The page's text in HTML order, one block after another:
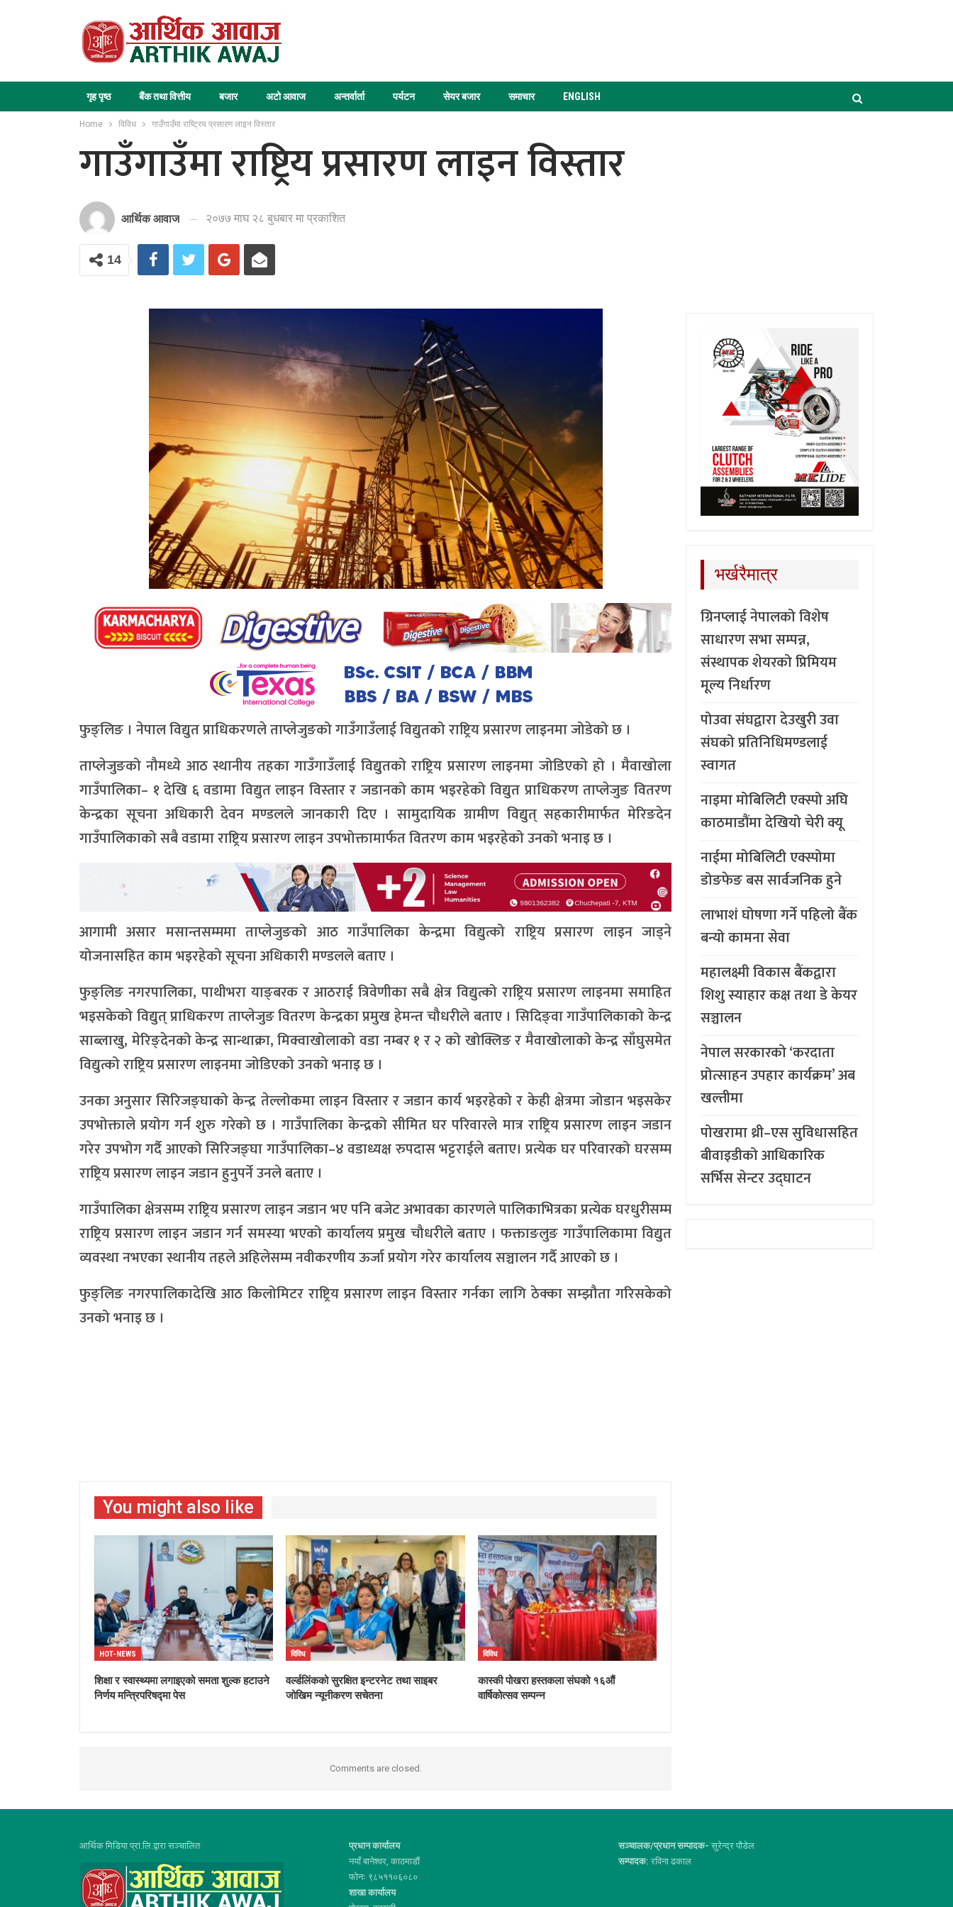
गृह पृष्ठ बैंक तथा वित्तीय बजार अटो आवाज अन्तर्वार्ता पर्यटन सेयर बजार समाचार ENGLISH
Home विविध गाउँगाउँमा राष्ट्रिय प्रसारण लाइन विस्तार
गाउँगाउँमा राष्ट्रिय प्रसारण लाइन विस्तार
आर्थिक आवाज २०७७ माघ २८ बुधबार मा प्रकाशित
14
फुङ्लिङ । नेपाल विद्युत प्राधिकरणले ताप्लेजुङको गाउँगाउँलाई विद्युतको राष्ट्रिय प्रसारण लाइनमा जोडेको छ ।
ताप्लेजुङको नौमध्ये आठ स्थानीय तहका गाउँगाउँलाई विद्युतको राष्ट्रिय प्रसारण लाइनमा जोडिएको हो । मैवाखोला
गाउँपालिका– १ देखि ६ वडामा विद्युत लाइन विस्तार र जडानको काम भइरहेको विद्युत प्राधिकरण ताप्लेजुङ वितरण
केन्द्रका सूचना अधिकारी देवन मण्डलले जानकारी दिए । सामुदायिक ग्रामीण विद्युत् सहकारीमार्फत मेरिङदेन
गाउँपालिकाको सबै वडामा राष्ट्रिय प्रसारण लाइन उपभोक्तामार्फत वितरण काम भइरहेको उनको भनाइ छ ।
आगामी असार मसान्तसम्ममा ताप्लेजुङको आठ गाउँपालिका केन्द्रमा विद्युत्को राष्ट्रिय प्रसारण लाइन जाड्ने
योजनासहित काम भइरहेको सूचना अधिकारी मण्डलले बताए ।
फुङ्लिङ नगरपालिका, पाथीभरा याङ्बरक र आठराई त्रिवेणीका सबै क्षेत्र विद्युत्को राष्ट्रिय प्रसारण लाइनमा समाहित
भइसकेको विद्युत् प्राधिकरण ताप्लेजुङ वितरण केन्द्रका प्रमुख हेमन्त चौधरीले बताए । सिदिङ्वा गाउँपालिकाको केन्द्र
साब्लाखु, मेरिङ्देनको केन्द्र सान्थाक्रा, मिक्वाखोलाको वडा नम्बर १ र २ को खोक्लिङ र मैवाखोलाको केन्द्र साँघुसमेत
विद्युत्को राष्ट्रिय प्रसारण लाइनमा जोडिएको उनको भनाइ छ ।
उनका अनुसार सिरिजङ्घाको केन्द्र तेल्लोकमा लाइन विस्तार र जडान कार्य भइरहेको र केही क्षेत्रमा जोडान भइसकेर
उपभोक्ताले प्रयोग गर्न शुरु गरेको छ । गाउँपालिका केन्द्रको सीमित घर परिवारले मात्र राष्ट्रिय प्रसारण लाइन जडान
गरेर उपभोग गर्दै आएको सिरिजङ्घा गाउँपालिका–४ वडाध्यक्ष रुपदास भट्टराईले बताए। प्रत्येक घर परिवारको घरसम्म
राष्ट्रिय प्रसारण लाइन जडान हुनुपर्ने उनले बताए ।
गाउँपालिका क्षेत्रसम्म राष्ट्रिय प्रसारण लाइन जडान भए पनि बजेट अभावका कारणले पालिकाभित्रका प्रत्येक घरधुरीसम्म
राष्ट्रिय प्रसारण लाइन जडान गर्न समस्या भएको कार्यालय प्रमुख चौधरीले बताए । फक्ताङलुङ गाउँपालिकामा विद्युत
व्यवस्था नभएका स्थानीय तहले अहिलेसम्म नवीकरणीय ऊर्जा प्रयोग गरेर कार्यालय सञ्चालन गर्दै आएको छ ।
फुङ्लिङ नगरपालिकादेखि आठ किलोमिटर राष्ट्रिय प्रसारण लाइन विस्तार गर्नका लागि ठेक्का सम्झौता गरिसकेको
उनको भनाइ छ ।
You might also like
HOT-NEWS
शिक्षा र स्वास्थ्यमा लगाइएको समता शुल्क हटाउने
निर्णय मन्त्रिपरिषद्मा पेस
विविध
वर्ल्डलिंकको सुरक्षित इन्टरनेट तथा साइबर
जोखिम न्यूनीकरण सचेतना
विविध
कास्की पोखरा हस्तकला संघको १६औं
वार्षिकोत्सव सम्पन्न
Comments are closed.
भर्खरैमात्र
ग्रिनप्लाई नेपालको विशेष
साधारण सभा सम्पन्न,
संस्थापक शेयरको प्रिमियम
मूल्य निर्धारण
पोउवा संघद्वारा देउखुरी उवा
संघको प्रतिनिधिमण्डलाई
स्वागत
नाइमा मोबिलिटी एक्स्पो अघि
काठमाडौंमा देखियो चेरी क्यू
नाईमा मोबिलिटी एक्स्पोमा
डोङफेङ बस सार्वजनिक हुने
लाभाशं घोषणा गर्ने पहिलो बैंक
बन्यो कामना सेवा
महालक्ष्मी विकास बैंकद्वारा
शिशु स्याहार कक्ष तथा डे केयर
सञ्चालन
नेपाल सरकारको ‘करदाता
प्रोत्साहन उपहार कार्यक्रम’ अब
खल्तीमा
पोखरामा थ्री–एस सुविधासहित
बीवाइडीको आधिकारिक
सर्भिस सेन्टर उद्घाटन
आर्थिक मिडिया प्रा.लि.द्वारा सञ्चालित
प्रधान कार्यालय
नयाँ बानेश्वर, काठमाडौं
फोनः ९८५११०६०८०
शाखा कार्यालय
सञ्चालक/प्रधान सम्पादक- सुरेन्द्र पौडेल
सम्पादक: रविना ढकाल